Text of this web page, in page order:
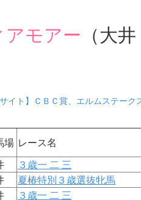
モアー （大
イト】ＣＢＣ賞、エルムステー
場 レース名
３歳一 二 三
夏椿特別３歳選抜牝馬
３歳一 二 三